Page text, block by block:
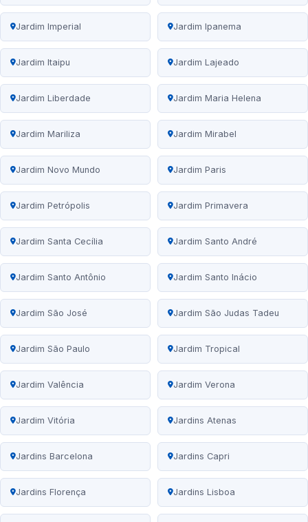
Jardim Imperial Jardim Ipanema
Jardim Itaipu Jardim Lajeado
Jardim Liberdade Jardim Maria Helena
Jardim Mariliza Jardim Mirabel
Jardim Novo Mundo Jardim Paris
Jardim Petrópolis Jardim Primavera
Jardim Santa Cecília Jardim Santo André
Jardim Santo Antônio Jardim Santo Inácio
Jardim São José Jardim São Judas Tadeu
Jardim São Paulo Jardim Tropical
Jardim Valência Jardim Verona
Jardim Vitória Jardins Atenas
Jardins Barcelona Jardins Capri
Jardins Florença Jardins Lisboa